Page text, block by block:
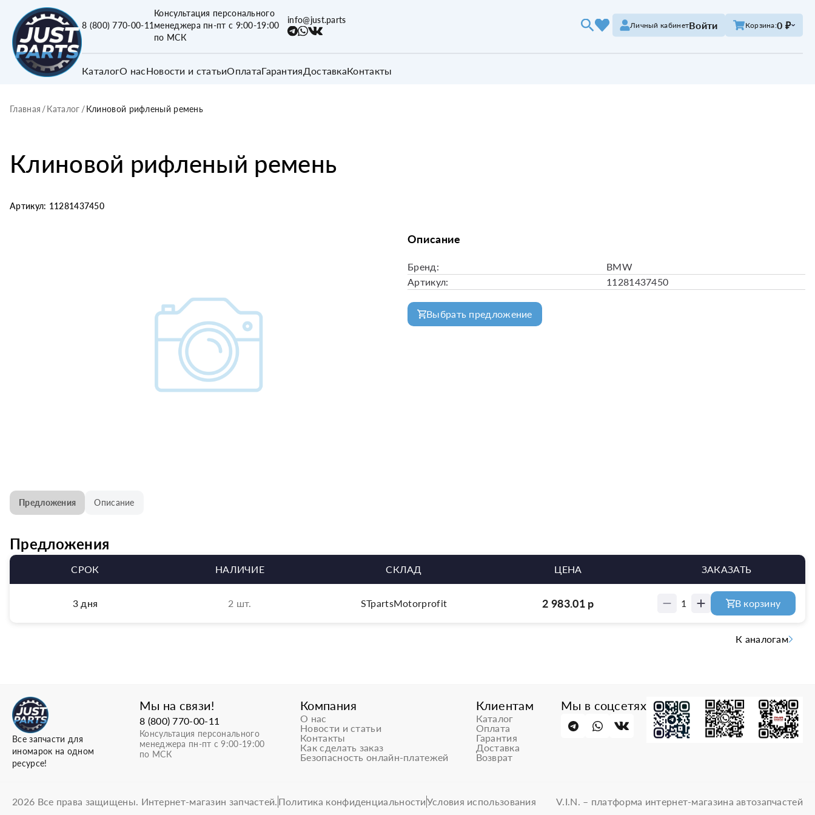
8 (800) 770-00-11
Консультация персонального
менеджера пн-пт с 9:00-19:00
по МСК
info@just.parts Личный кабинетВойти Корзина:0 ₽
КаталогО насНовости и статьиОплатаГарантия ДоставкаКонтакты
Главная /Каталог /Клиновой рифленый ремень
Клиновой рифленый ремень
Артикул: 11281437450
Описание
Бренд:
BMW
Артикул:
11281437450
Выбрать предложение
Предложения Описание
Предложения
СРОК НАЛИЧИЕ СКЛАД ЦЕНА ЗАКАЗАТЬ
3 дня 2 шт. STpartsMotorprofit 2 983.01р 1 В корзину
К аналогам
Все запчасти для
иномарок на одном
ресурсе!
Мы на связи!
8 (800) 770-00-11
Консультация персонального
менеджера пн-пт с 9:00-19:00
по МСК
Компания
О нас
Новости и статьи
Контакты
Как сделать заказ
Безопасность онлайн-платежей
Клиентам
Каталог
Оплата
Гарантия
Доставка
Возврат
Мы в соцсетях
2026 Все права защищены. Интернет-магазин запчастей. Политика конфиденциальностиУсловия использования V.I.N. – платформа интернет-магазина автозапчастей